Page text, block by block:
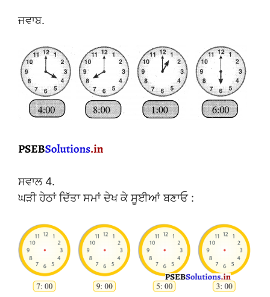
ਜਵਾਬ.
ਸਵਾਲ 4.
ਘੜੀ ਹੇਠਾਂ ਦਿੱਤਾ ਸਮਾਂ ਦੇਖ ਕੇ ਸੂਈਆਂ ਬਣਾਓ :